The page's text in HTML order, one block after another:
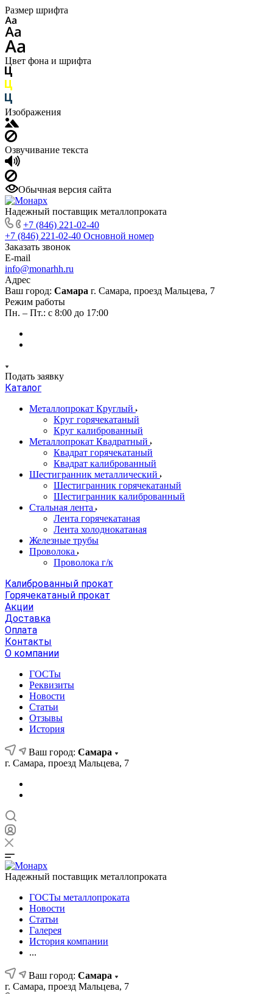
Размер шрифта
Цвет фона и шрифта
Изображения
Озвучивание текста
Обычная версия сайта
Надежный поставщик металлопроката
+7 (846) 221-02-40
+7 (846) 221-02-40 Основной номер
Заказать звонок
E-mail
info@monarhh.ru
Адрес
Ваш город: Самара г. Самара, проезд Мальцева, 7
Режим работы
Пн. – Пт.: с 8:00 до 17:00
Подать заявку
Каталог
Металлопрокат Круглый
Круг горячекатаный
Круг калиброванный
Металлопрокат Квадратный
Квадрат горячекатаный
Квадрат калиброванный
Шестигранник металлический
Шестигранник горячекатаный
Шестигранник калиброванный
Стальная лента
Лента горячекатаная
Лента холоднокатаная
Железные трубы
Проволока
Проволока г/к
Калиброванный прокат
Горячекатаный прокат
Акции
Доставка
Оплата
Контакты
О компании
ГОСТы
Реквизиты
Новости
Статьи
Отзывы
История
Ваш город: Самара
г. Самара, проезд Мальцева, 7
Надежный поставщик металлопроката
ГОСТы металлопроката
Новости
Статьи
Галерея
История компании
...
Ваш город: Самара
г. Самара, проезд Мальцева, 7